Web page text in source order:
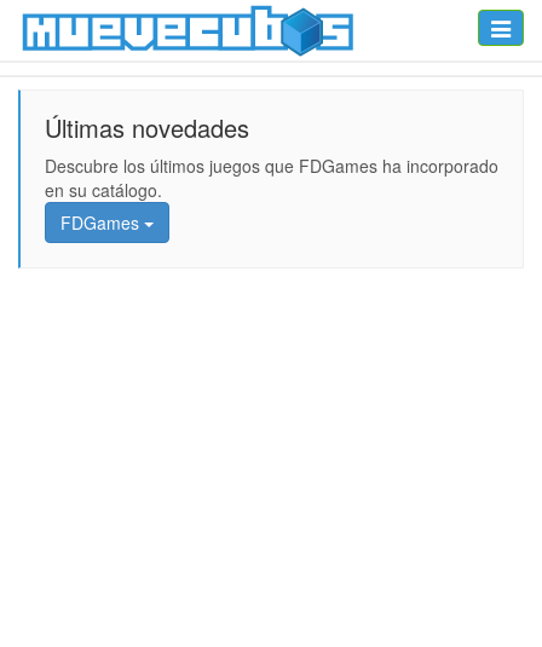
Toggle
Últimas novedades
Descubre los últimos juegos que FDGames ha incorporado
en su catálogo.
FDGames